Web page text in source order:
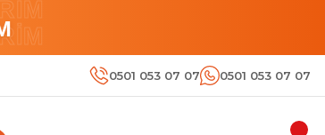
0501 053 07 07 0501 053 07 07